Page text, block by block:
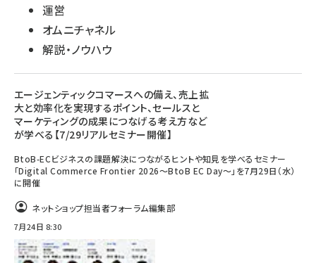
運営
オムニチャネル
解説・ノウハウ
エージェンティックコマースへの備え、売上拡
大と効率化を実現するポイント、セールスと
マーケティングの成果につなげる考え方など
が学べる【7/29リアルセミナー開催】
BtoB-ECビジネスの課題解決につながるヒントや知見を学べるセミナー
「Digital Commerce Frontier 2026～BtoB EC Day～」を7月29日（水）
に開催
ネットショップ担当者フォーラム編集部
7月24日 8:30